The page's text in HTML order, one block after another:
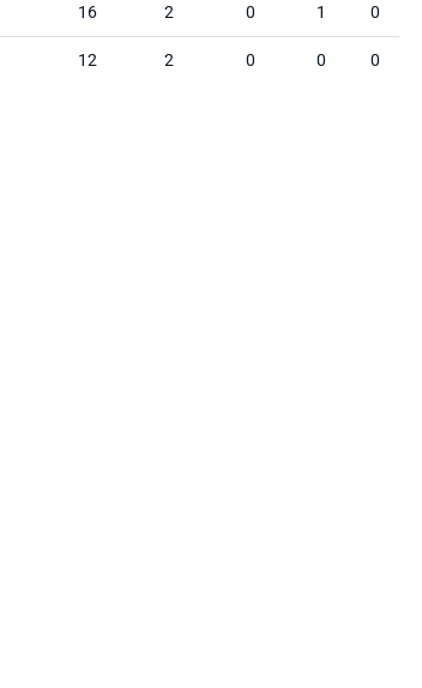
16 2 0 1 0
12 2 0 0 0